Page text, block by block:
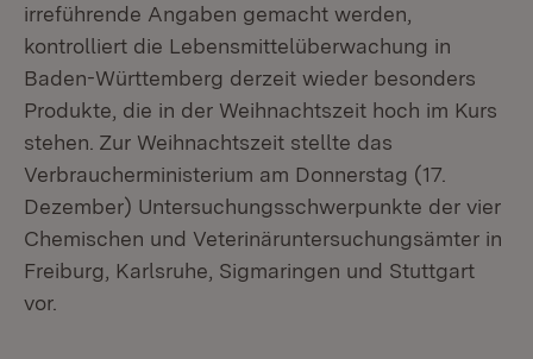
irreführende Angaben gemacht werden,
kontrolliert die Lebensmittelüberwachung in
Baden-Württemberg derzeit wieder besonders
Produkte, die in der Weihnachtszeit hoch im Kurs
stehen. Zur Weihnachtszeit stellte das
Verbraucherministerium am Donnerstag (17.
Dezember) Untersuchungsschwerpunkte der vier
Chemischen und Veterinäruntersuchungsämter in
Freiburg, Karlsruhe, Sigmaringen und Stuttgart
vor.